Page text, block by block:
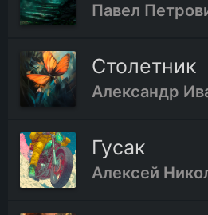
Павел
Столетник
Александр
Гусак
Алексей